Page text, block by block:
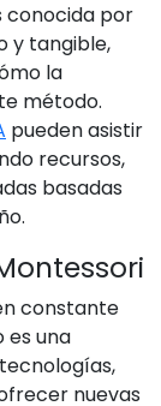
conocida por
y tangible,
la
método.
pueden asistir
recursos,
basadas
constante
es una
nuevas